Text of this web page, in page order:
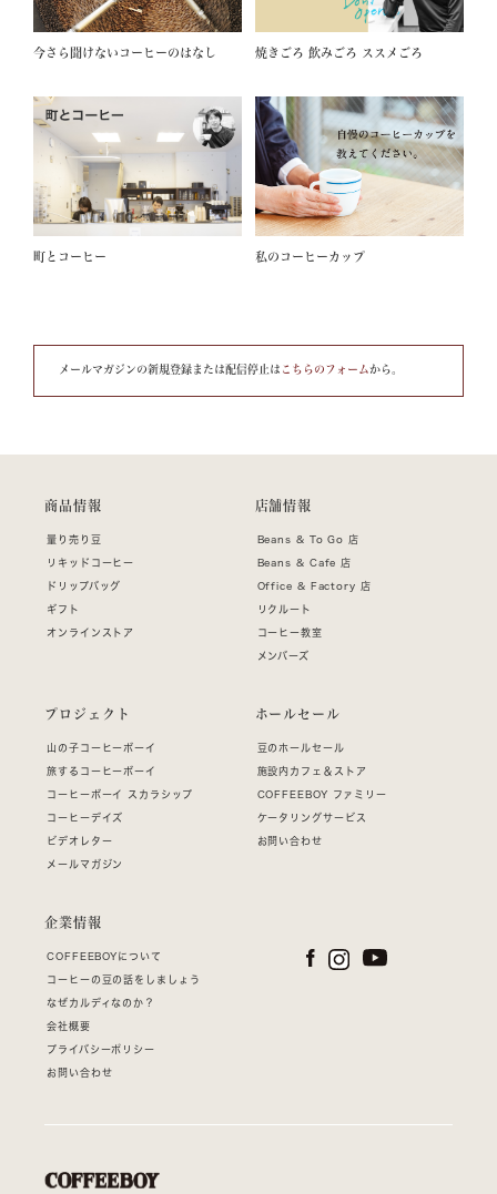
今さら聞けないコーヒーのはなし 焼きごろ 飲みごろ ススメごろ
町とコーヒー 私のコーヒーカップ
メールマガジンの新規登録または配信停止は こちらのフォーム から。
商品情報
量り売り豆
リキッドコーヒー
ドリップバッグ
ギフト
オンラインストア
店舗情報
Beans & To Go 店
Beans & Cafe 店
Office & Factory 店
リクルート
コーヒー教室
メンバーズ
プロジェクト
山の子コーヒーボーイ
旅するコーヒーボーイ
コーヒーボーイ スカラシップ
コーヒーデイズ
ビデオレター
メールマガジン
ホールセール
豆のホールセール
施設内カフェ＆ストア
COFFEEBOY ファミリー
ケータリングサービス
お問い合わせ
企業情報
COFFEEBOYについて
コーヒーの豆の話をしましょう
なぜカルディなのか？
会社概要
プライバシーポリシー
お問い合わせ